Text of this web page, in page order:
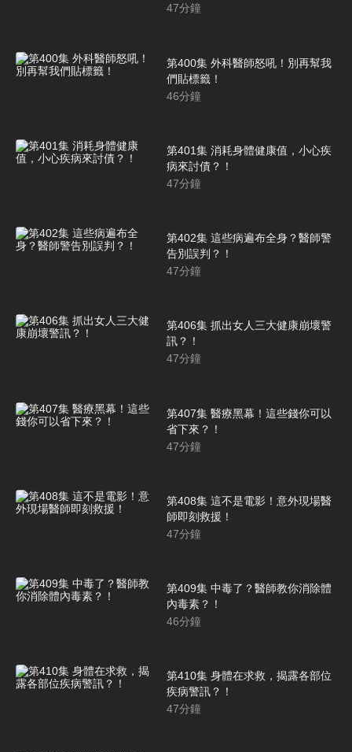
47分鐘
第400集 外科醫師怒吼！別再幫我
們貼標籤！
46分鐘
第401集 消耗身體健康值，小心疾
病來討債？！
47分鐘
第402集 這些病遍布全身？醫師警
告別誤判？！
47分鐘
第406集 抓出女人三大健康崩壞警
訊？！
47分鐘
第407集 醫療黑幕！這些錢你可以
省下來？！
47分鐘
第408集 這不是電影！意外現場醫
師即刻救援！
47分鐘
第409集 中毒了？醫師教你消除體
內毒素？！
46分鐘
第410集 身體在求救，揭露各部位
疾病警訊？！
47分鐘